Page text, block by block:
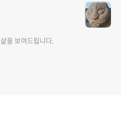
을 보여드립니다.